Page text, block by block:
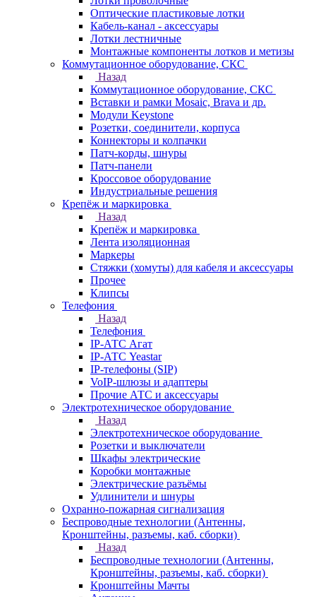
Оптические пластиковые лотки
Кабель-канал - аксессуары
Лотки лестничные
Монтажные компоненты лотков и метизы
Коммутационное оборудование, СКС
Назад
Коммутационное оборудование, СКС
Вставки и рамки Mosaic, Brava и др.
Модули Keystone
Розетки, соединители, корпуса
Коннекторы и колпачки
Патч-корды, шнуры
Патч-панели
Кроссовое оборудование
Индустриальные решения
Крепёж и маркировка
Назад
Крепёж и маркировка
Лента изоляционная
Маркеры
Стяжки (хомуты) для кабеля и аксессуары
Прочее
Клипсы
Телефония
Назад
Телефония
IP-АТС Агат
IP-АТС Yeastar
IP-телефоны (SIP)
VoIP-шлюзы и адаптеры
Прочие АТС и аксессуары
Электротехническое оборудование
Назад
Электротехническое оборудование
Розетки и выключатели
Шкафы электрические
Коробки монтажные
Электрические разъёмы
Удлинители и шнуры
Охранно-пожарная сигнализация
Беспроводные технологии (Антенны,
Кронштейны, разъемы, каб. сборки)
Назад
Беспроводные технологии (Антенны,
Кронштейны, разъемы, каб. сборки)
Кронштейны Мачты